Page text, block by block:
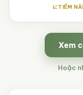
TIỀM
Xem
Hoặc